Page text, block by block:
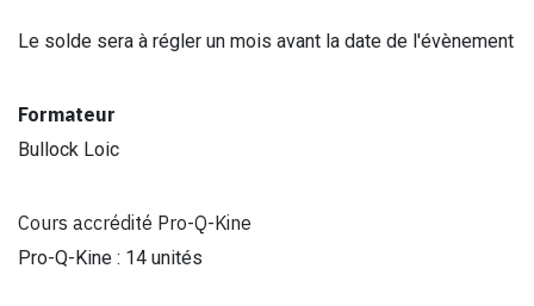
Le solde sera à régler un mois avant la date de l'évènement
Formateur
Bullock Loic
Cours accrédité Pro-Q-Kine
Pro-Q-Kine : 14 unités